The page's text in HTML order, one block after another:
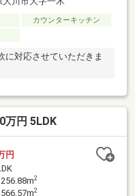
カウンターキッチン
に対応させていただきま
万円 5LDK
円
2
2